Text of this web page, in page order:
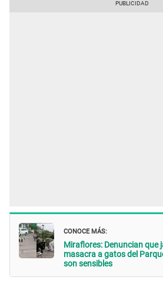
CONOCE MÁS:
Miraflores: Denuncian que
masacra a gatos del
son sensibles